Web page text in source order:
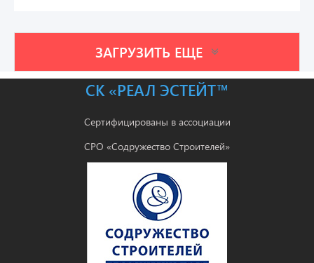
ЗАГРУЗИТЬ ЕЩЕ
СК «РЕАЛ ЭСТЕЙТ™
Сертифицированы в ассоциации
СРО «Содружество Строителей»